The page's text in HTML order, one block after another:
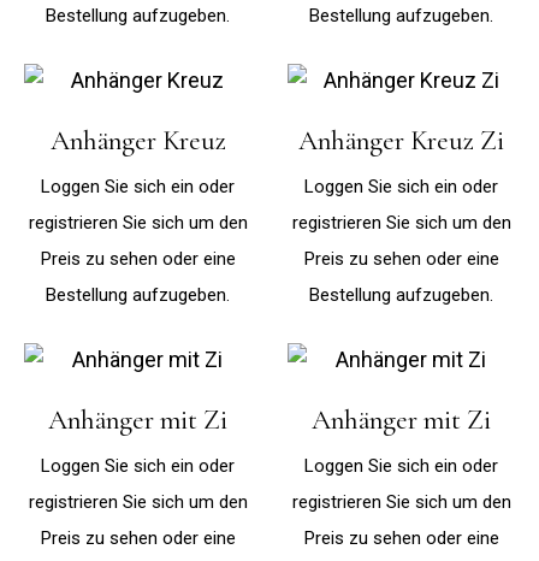
Bestellung aufzugeben.
Bestellung aufzugeben.
Anhänger Kreuz
Loggen Sie sich ein oder
registrieren Sie sich um den
Preis zu sehen oder eine
Bestellung aufzugeben.
Anhänger Kreuz Zi
Loggen Sie sich ein oder
registrieren Sie sich um den
Preis zu sehen oder eine
Bestellung aufzugeben.
Anhänger mit Zi
Loggen Sie sich ein oder
registrieren Sie sich um den
Preis zu sehen oder eine
Anhänger mit Zi
Loggen Sie sich ein oder
registrieren Sie sich um den
Preis zu sehen oder eine